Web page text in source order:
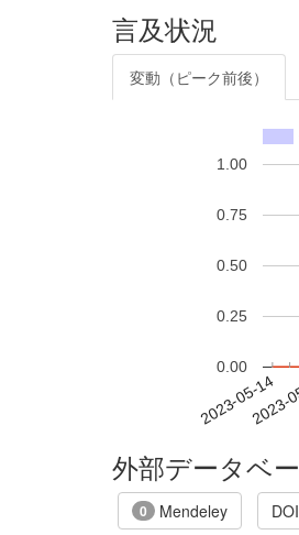
言及状況
変動（ピーク前後）
2023-05-14
0.00
0.25
0.50
0.75
1.00
外部データベ
0 Mendeley